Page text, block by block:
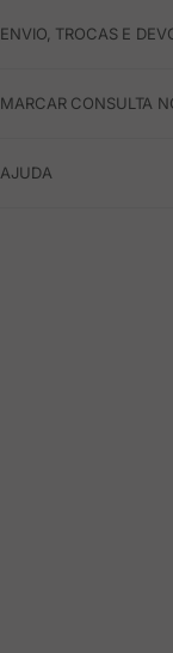
ENVIO, TROCAS E
MARCAR CONSULTA
AJUDA